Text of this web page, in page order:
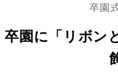
卒園
卒園に「リボン